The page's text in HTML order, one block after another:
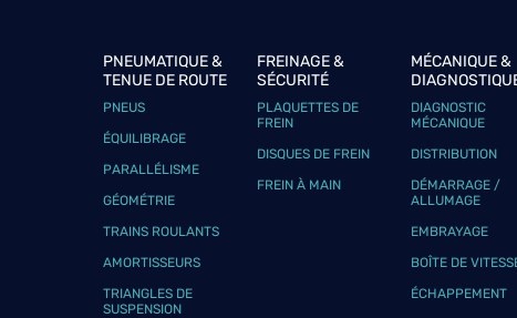
15 km
650 Rue Henri Farman
34430 SAINT-JEAN-DE-VÉDAS
Fermé aujourd'hui
8
15.39
km
GARAGE DE LA PINEDE
332 rue des marchand
30220 AIGUES MORTES
Fermé actuellement
PNEUMATIQUE &
TENUE DE ROUTE
PNEUS
ÉQUILIBRAGE
PARALLÉLISME
GÉOMÉTRIE
TRAINS ROULANTS
AMORTISSEURS
TRIANGLES DE
SUSPENSION
FREINAGE &
SÉCURITÉ
PLAQUETTES DE
FREIN
DISQUES DE FREIN
FREIN À MAIN
MÉCANIQUE &
DIAGNOSTIC
MÉCANIQUE
DISTRIBUTION
DÉMARRAGE /
ALLUMAGE
EMBRAYAGE
BOÎTE DE
ÉCHAPPEMENT